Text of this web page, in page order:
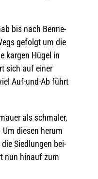
bis nach Ben­ne­
gefolgt um die
kar­gen Hügel in
sich auf einer
Auf-und-Ab führt
als schma­ler,
die­sen herum
Sied­lun­gen bei­
nun hin­auf zum